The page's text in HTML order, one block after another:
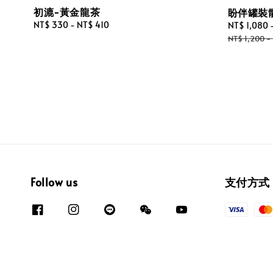
初漉-黃金龍茶
Regular
NT$ 330 - NT$ 410
盼伴罐裝
Sale
price
NT$ 1,080
NT$ 1,200-
Follow us 支付方式